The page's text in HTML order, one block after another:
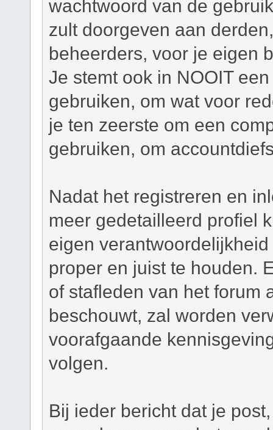
wachtwoord van de
zult doorgeven aan
beheerders, voor je eigen
Je stemt ook in NOOIT
gebruiken, om wat voor
je ten zeerste om een
gebruiken, om
Nadat het registreren en
meer gedetailleerd profiel
eigen
proper en juist te houden.
of stafleden van het forum
beschouwt, zal worden
voorafgaande
volgen.
Bij ieder bericht dat je